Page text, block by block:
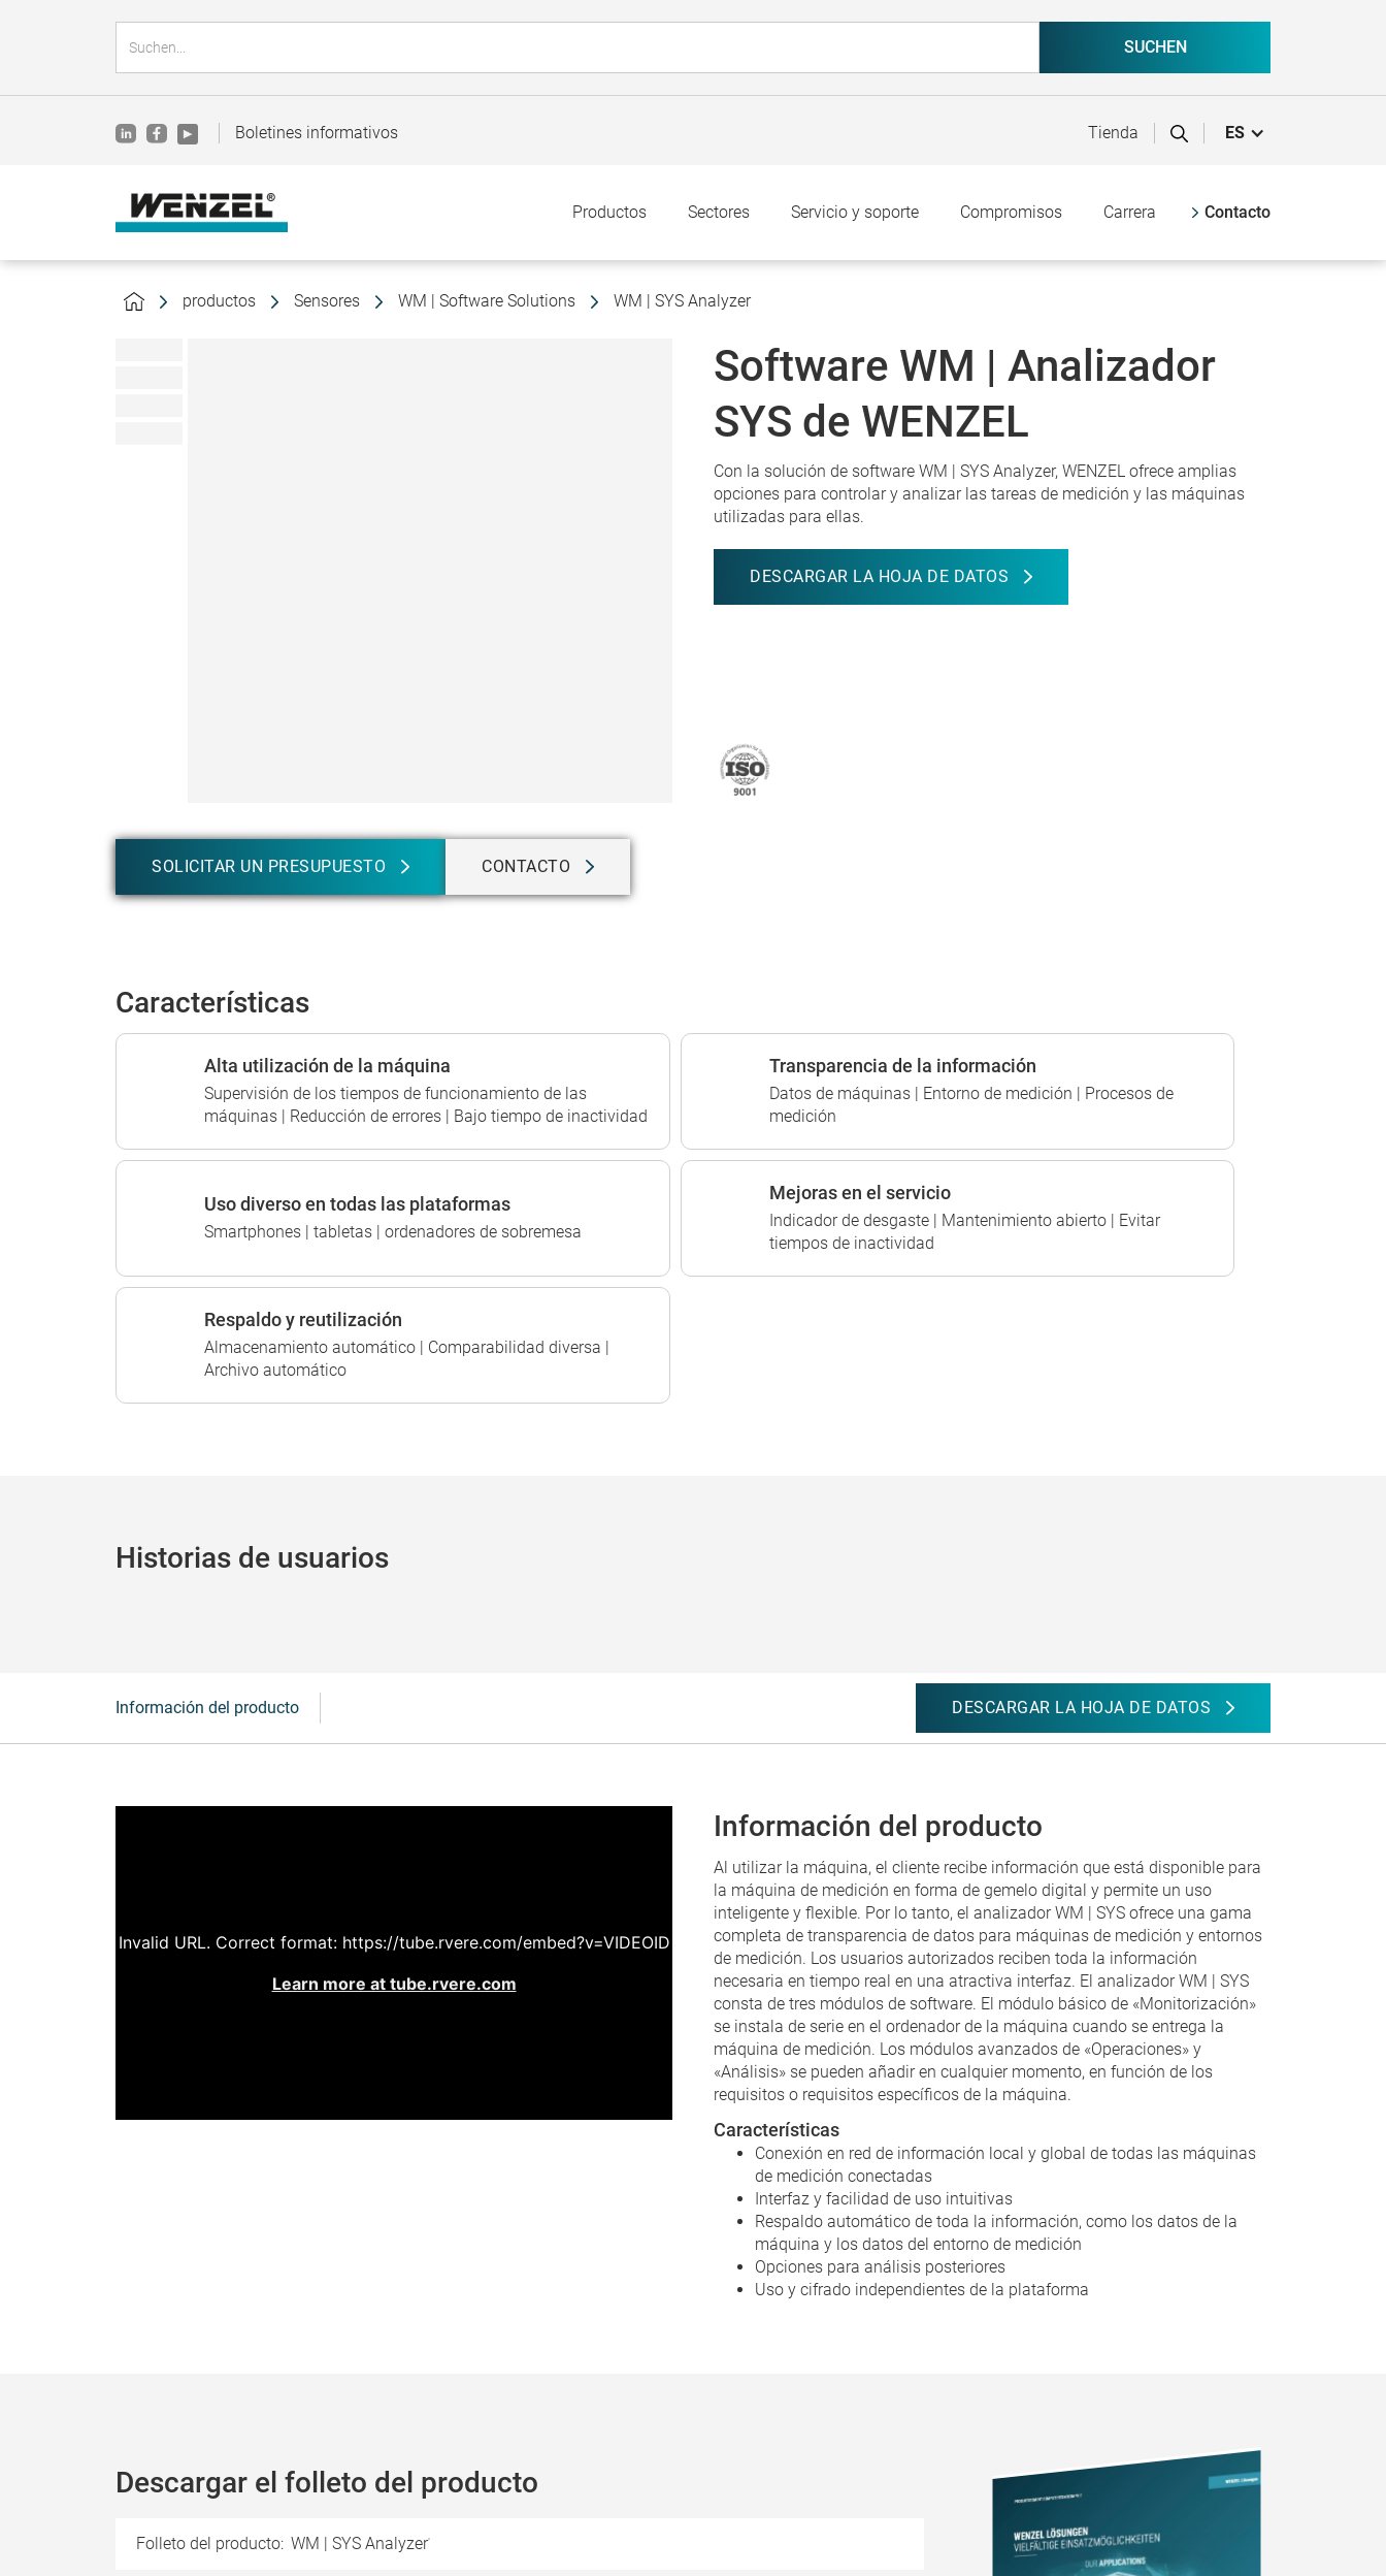
Boletines informativos Tienda ES
Productos Sectores Servicio y soporte Compromisos Carrera Contacto
productos Sensores WM | Software Solutions WM | SYS Analyzer
Software WM | Analizador
SYS de WENZEL
Con la solución de software WM | SYS Analyzer, WENZEL ofrece amplias
opciones para controlar y analizar las tareas de medición y las máquinas
utilizadas para ellas.
DESCARGAR LA HOJA DE DATOS
SOLICITAR UN PRESUPUESTO CONTACTO
Características
Alta utilización de la máquina
Supervisión de los tiempos de funcionamiento de las
máquinas | Reducción de errores | Bajo tiempo de inactividad
Transparencia de la información
Datos de máquinas | Entorno de medición | Procesos de
medición
Uso diverso en todas las plataformas
Smartphones | tabletas | ordenadores de sobremesa
Mejoras en el servicio
Indicador de desgaste | Mantenimiento abierto | Evitar
tiempos de inactividad
Respaldo y reutilización
Almacenamiento automático | Comparabilidad diversa |
Archivo automático
Historias de usuarios
Información del producto DESCARGAR LA HOJA DE DATOS
Información del producto
Al utilizar la máquina, el cliente recibe información que está disponible para
la máquina de medición en forma de gemelo digital y permite un uso
inteligente y flexible. Por lo tanto, el analizador WM | SYS ofrece una gama
completa de transparencia de datos para máquinas de medición y entornos
de medición. Los usuarios autorizados reciben toda la información
necesaria en tiempo real en una atractiva interfaz. El analizador WM | SYS
consta de tres módulos de software. El módulo básico de «Monitorización»
se instala de serie en el ordenador de la máquina cuando se entrega la
máquina de medición. Los módulos avanzados de «Operaciones» y
«Análisis» se pueden añadir en cualquier momento, en función de los
requisitos o requisitos específicos de la máquina.
Características
Conexión en red de información local y global de todas las máquinas
de medición conectadas
Interfaz y facilidad de uso intuitivas
Respaldo automático de toda la información, como los datos de la
máquina y los datos del entorno de medición
Opciones para análisis posteriores
Uso y cifrado independientes de la plataforma
Descargar el folleto del producto
Folleto del producto: WM | SYS Analyzer